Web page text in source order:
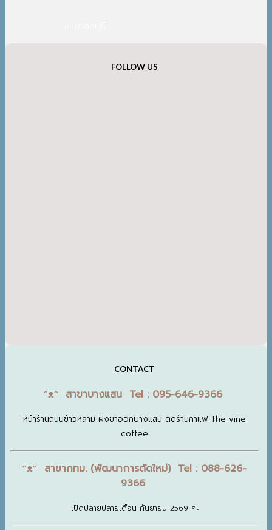
FOLLOW US
CONTACT
ᵔᴥᵔ สาขาบางแสน Tel : 095-646-9366
หน้าร้านถนนข้าวหลาม ฝั่งขาออกบางแสน ติดร้านกาแฟ The vine
coffee
ᵔᴥᵔ สาขากทม. (พัฒนาการตัดใหม่) Tel : 088-626-
9366
เปิดปลายปลายเดือน กันยายน 2569 ค่ะ